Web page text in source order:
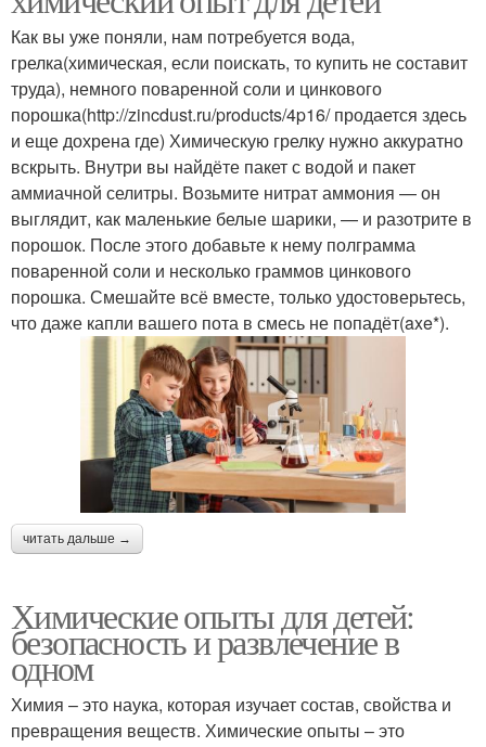
Как вы уже поняли, нам потребуется вода,
грелка(химическая, если поискать, то купить не составит
труда), немного поваренной соли и цинкового
порошка(http://zincdust.ru/products/4p16/ продается здесь
и еще дохрена где) Химическую грелку нужно аккуратно
вскрыть. Внутри вы найдёте пакет с водой и пакет
аммиачной селитры. Возьмите нитрат аммония — он
выглядит, как маленькие белые шарики, — и разотрите в
порошок. После этого добавьте к нему полграмма
поваренной соли и несколько граммов цинкового
порошка. Смешайте всё вместе, только удостоверьтесь,
что даже капли вашего пота в смесь не попадёт(axe*).
читать дальше →
Химические опыты для детей:
безопасность и развлечение в
одном
Химия – это наука, которая изучает состав, свойства и
превращения веществ. Химические опыты – это